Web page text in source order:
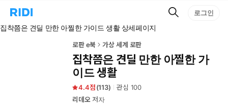
리
홈
검
로그인
집착쯤은 견딜 만한 아찔한 가이드 생활 상세페이지
로판 e북 가상 세계 로판
집착쯤은 견딜 만한 아찔한 가
이드 생활
4.4 (113) 관심 100
리데오저자